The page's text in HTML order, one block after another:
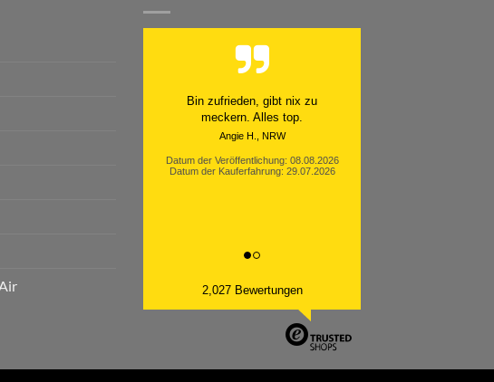
Bin zufrieden, gibt nix zu
meckern. Alles top.
Angie H., NRW
Datum der Veröffentlichung: 08.08.2026
Datum der Kauferfahrung: 29.07.2026
2,027 Bewertungen